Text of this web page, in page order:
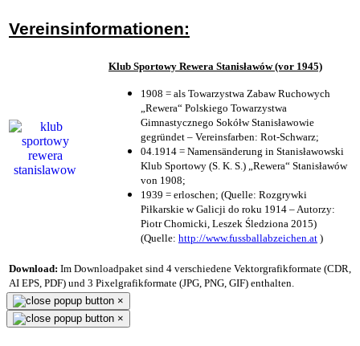
Vereinsinformationen:
Klub Sportowy Rewera Stanisławów (vor 1945)
1908 = als Towarzystwa Zabaw Ruchowych
„Rewera“ Polskiego Towarzystwa
Gimnastycznego Sokółw Stanisławowie
gegründet – Vereinsfarben: Rot-Schwarz;
04.1914 = Namensänderung in Stanisławowski
Klub Sportowy (S. K. S.) „Rewera“ Stanisławów
von 1908;
1939 = erloschen; (Quelle: Rozgrywki
Piłkarskie w Galicji do roku 1914 – Autorzy:
Piotr Chomicki, Leszek Śledziona 2015)
(Quelle: http://www.fussballabzeichen.at )
Download: Im Downloadpaket sind 4 verschiedene Vektorgrafikformate (CDR,
AI EPS, PDF) und 3 Pixelgrafikformate (JPG, PNG, GIF) enthalten.
×
×